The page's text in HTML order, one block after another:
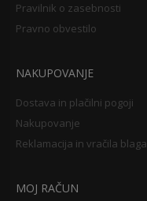
Pravilnik o zasebnosti
Pravno obvestilo
NAKUPOVANJE
Dostava in plačilni pogoji
Nakupovanje
Reklamacija in vračila blaga
MOJ RAČUN